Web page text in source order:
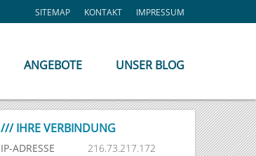
SITEMAP KONTAKT IMPRESSUM
ANGEBOTE UNSER BLOG
/// IHRE VERBINDUNG
IP-ADRESSE
216.73.217.172